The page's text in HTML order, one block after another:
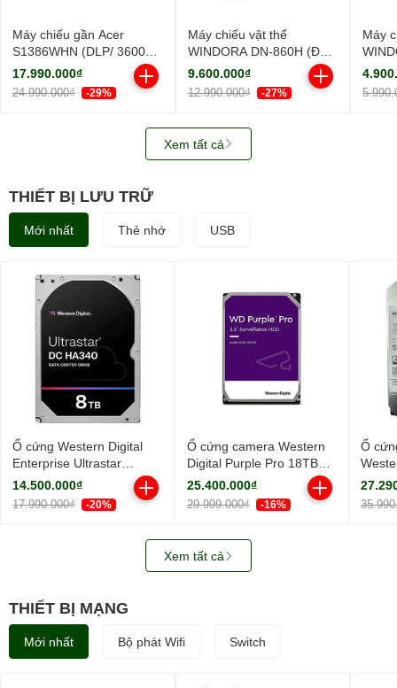
Máy chiếu gần Acer
S1386WHN (DLP/ 3600
Ansi Lumens/ WXGA)
17.990.000₫
24.990.000₫ -29%
Máy chiếu vật thể
WINDORA DN-860H (Độ
sáng sắc nét/ Full HD)
9.600.000₫
12.990.000₫ -27%
Máy
sáng
Xem tất cả
THIẾT BỊ LƯU TRỮ
Mới nhất Thẻ nhớ USB
Ổ cứng Western Digital
Enterprise Ultrastar
HA340 8TB 7200RPM
256MB-
WUS721208BLE6L4
14.500.000₫
17.990.000₫ -20%
Ổ cứng camera Western
Digital Purple Pro 18TB
WD181PURP (3.5Inch/
7200rpm/ Cache 256MB/
SATA3)
25.400.000₫
29.999.000₫ -16%
Ổ
18TB
Xem tất cả
THIẾT BỊ MẠNG
Mới nhất Bộ phát Wifi Switch